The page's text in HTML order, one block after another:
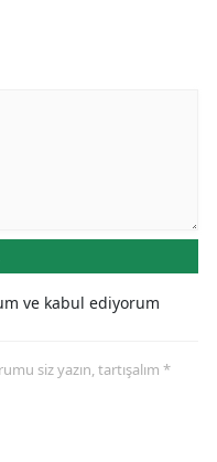
ve kabul ediyorum
siz yazın, tartışalım *